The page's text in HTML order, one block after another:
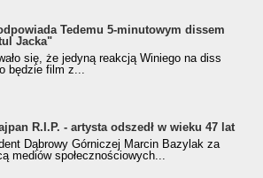
Tedemu 5-minutowym dissem
Jacka"
się, że jedyną reakcją Winiego na diss
będzie film z...
R.I.P. - artysta odszedł w wieku 47 lat
Dąbrowy Górniczej Marcin Bazylak za
mediów społecznościowych...